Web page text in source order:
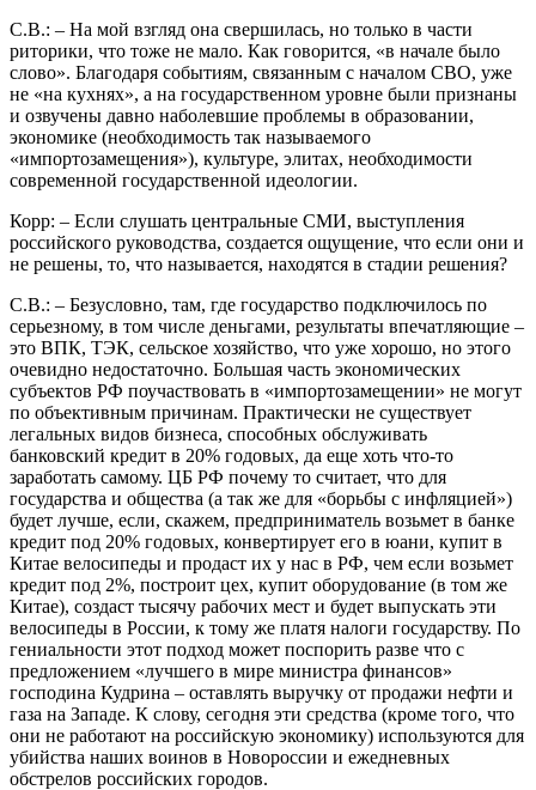
С.В.: – На мой взгляд она свершилась, но только в части
риторики, что тоже не мало. Как говорится, «в начале было
слово». Благодаря событиям, связанным с началом СВО, уже
не «на кухнях», а на государственном уровне были признаны
и озвучены давно наболевшие проблемы в образовании,
экономике (необходимость так называемого
«импортозамещения»), культуре, элитах, необходимости
современной государственной идеологии.
Корр: – Если слушать центральные СМИ, выступления
российского руководства, создается ощущение, что если они и
не решены, то, что называется, находятся в стадии решения?
С.В.: – Безусловно, там, где государство подключилось по
серьезному, в том числе деньгами, результаты впечатляющие –
это ВПК, ТЭК, сельское хозяйство, что уже хорошо, но этого
очевидно недостаточно. Большая часть экономических
субъектов РФ поучаствовать в «импортозамещении» не могут
по объективным причинам. Практически не существует
легальных видов бизнеса, способных обслуживать
банковский кредит в 20% годовых, да еще хоть что-то
заработать самому. ЦБ РФ почему то считает, что для
государства и общества (а так же для «борьбы с инфляцией»)
будет лучше, если, скажем, предприниматель возьмет в банке
кредит под 20% годовых, конвертирует его в юани, купит в
Китае велосипеды и продаст их у нас в РФ, чем если возьмет
кредит под 2%, построит цех, купит оборудование (в том же
Китае), создаст тысячу рабочих мест и будет выпускать эти
велосипеды в России, к тому же платя налоги государству. По
гениальности этот подход может поспорить разве что с
предложением «лучшего в мире министра финансов»
господина Кудрина – оставлять выручку от продажи нефти и
газа на Западе. К слову, сегодня эти средства (кроме того, что
они не работают на российскую экономику) используются для
убийства наших воинов в Новороссии и ежедневных
обстрелов российских городов.